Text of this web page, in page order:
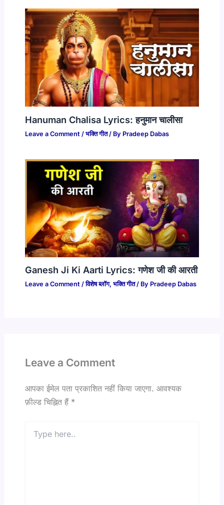
Hanuman Chalisa Lyrics: हनुमान चालीसा
Leave a Comment / भक्ति गीत/ By Pradeep Dabas
Ganesh Ji Ki Aarti Lyrics: गणेश जी की आरती
Leave a Comment /विशेष ब्लॉग, भक्ति गीत/ By Pradeep Dabas
Leave a Comment
आपका ईमेल पता प्रकाशित नहीं किया जाएगा. आवश्यक
फ़ील्ड चिह्नित हैं *
here..